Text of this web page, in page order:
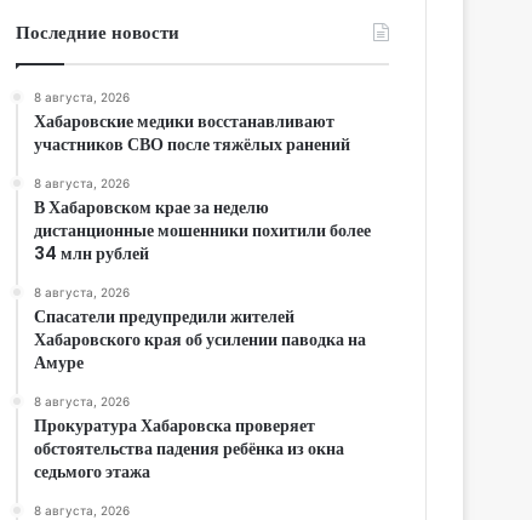
Последние новости
8 августа, 2026
Хабаровские медики восстанавливают
участников СВО после тяжёлых ранений
8 августа, 2026
В Хабаровском крае за неделю
дистанционные мошенники похитили более
34 млн рублей
8 августа, 2026
Спасатели предупредили жителей
Хабаровского края об усилении паводка на
Амуре
8 августа, 2026
Прокуратура Хабаровска проверяет
обстоятельства падения ребёнка из окна
седьмого этажа
8 августа, 2026